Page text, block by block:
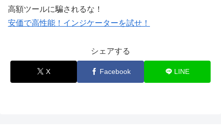
高額ツールに騙されるな！
安価で高性能！インジケーターを試せ！
シェアする
X Facebook LINE